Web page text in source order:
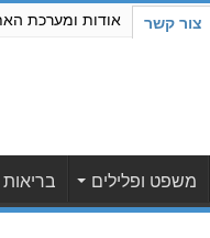
צור קשר אודות ומערכת
משפט ופלילים בריאות